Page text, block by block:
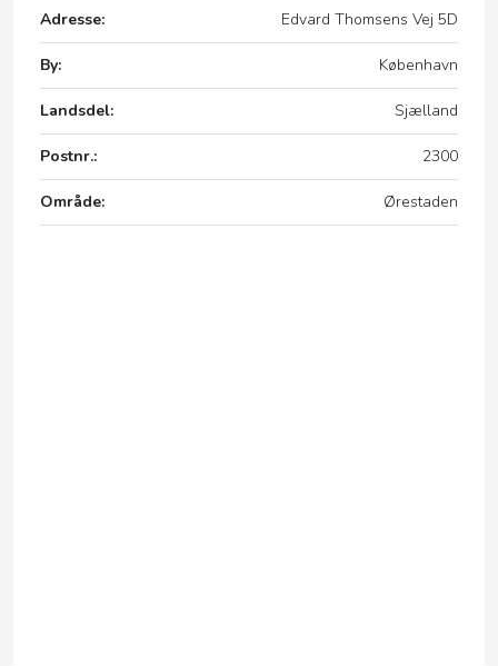
Adresse: Edvard Thomsens Vej 5D
By: København
Landsdel: Sjælland
Postnr.: 2300
Område: Ørestaden